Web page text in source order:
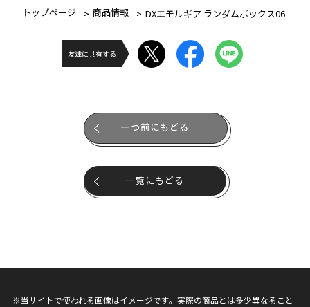
トップページ 商品情報 DXエモルギア ランダムボックス06
友達に共有する
一つ前にもどる
一覧にもどる
※当サイトで使われる画像はイメージです。実際の商品とは多少異なること